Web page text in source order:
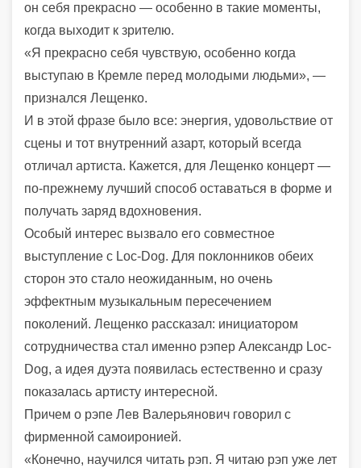
он себя прекрасно — особенно в такие моменты,
когда выходит к зрителю.
«Я прекрасно себя чувствую, особенно когда
выступаю в Кремле перед молодыми людьми», —
признался Лещенко.
И в этой фразе было все: энергия, удовольствие от
сцены и тот внутренний азарт, который всегда
отличал артиста. Кажется, для Лещенко концерт —
по-прежнему лучший способ оставаться в форме и
получать заряд вдохновения.
Особый интерес вызвало его совместное
выступление с Loc-Dog. Для поклонников обеих
сторон это стало неожиданным, но очень
эффектным музыкальным пересечением
поколений. Лещенко рассказал: инициатором
сотрудничества стал именно рэпер Александр Loc-
Dog, а идея дуэта появилась естественно и сразу
показалась артисту интересной.
Причем о рэпе Лев Валерьянович говорил с
фирменной самоиронией.
«Конечно, научился читать рэп. Я читаю рэп уже лет